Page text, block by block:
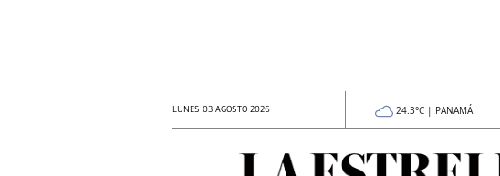
LUNES 03 AGOSTO 2026 24.3°C | PANAMÁ